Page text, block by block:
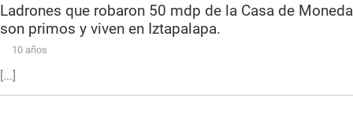
Ladrones que robaron 50 mdp de la Casa de Moneda
son primos y viven en Iztapalapa.
10 años
[...]